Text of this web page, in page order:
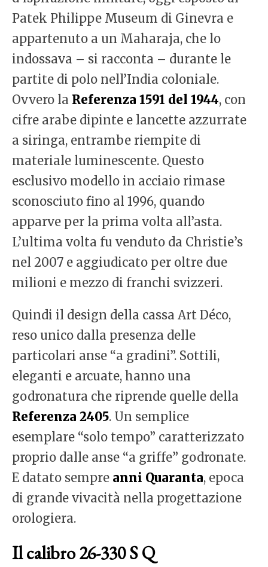
Patek Philippe Museum di Ginevra e
appartenuto a un Maharaja, che lo
indossava – si racconta – durante le
partite di polo nell’India coloniale.
Ovvero la Referenza 1591 del 1944, con
cifre arabe dipinte e lancette azzurrate
a siringa, entrambe riempite di
materiale luminescente. Questo
esclusivo modello in acciaio rimase
sconosciuto fino al 1996, quando
apparve per la prima volta all’asta.
L’ultima volta fu venduto da Christie’s
nel 2007 e aggiudicato per oltre due
milioni e mezzo di franchi svizzeri.
Quindi il design della cassa Art Déco,
reso unico dalla presenza delle
particolari anse “a gradini”. Sottili,
eleganti e arcuate, hanno una
godronatura che riprende quelle della
Referenza 2405. Un semplice
esemplare “solo tempo” caratterizzato
proprio dalle anse “a griffe” godronate.
E datato sempre anni Quaranta, epoca
di grande vivacità nella progettazione
orologiera.
Il calibro 26-330 S Q